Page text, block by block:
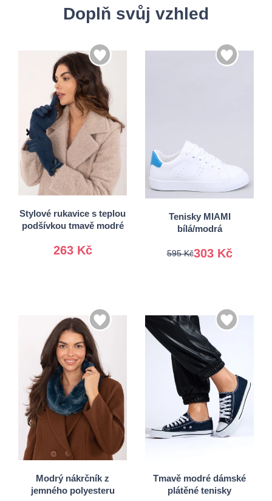
Doplň svůj vzhled
Stylové rukavice s teplou
podšívkou tmavě modré
263 Kč
S/M
L/XL
Tenisky MIAMI
bílá/modrá
303 Kč
595 Kč
36
38
40 41
Modrý nákrčník z
jemného polyesteru
Univerzální
Tmavě modré dámské
plátěné tenisky
36 37
38 39